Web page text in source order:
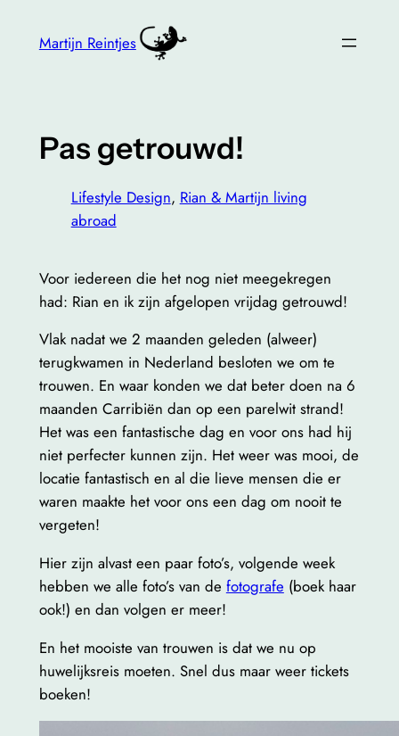
Martijn Reintjes
Pas getrouwd!
Lifestyle Design, Rian & Martijn living
abroad
Voor iedereen die het nog niet meegekregen
had: Rian en ik zijn afgelopen vrijdag getrouwd!
Vlak nadat we 2 maanden geleden (alweer)
terugkwamen in Nederland besloten we om te
trouwen. En waar konden we dat beter doen na 6
maanden Carribiën dan op een parelwit strand!
Het was een fantastische dag en voor ons had hij
niet perfecter kunnen zijn. Het weer was mooi, de
locatie fantastisch en al die lieve mensen die er
waren maakte het voor ons een dag om nooit te
vergeten!
Hier zijn alvast een paar foto’s, volgende week
hebben we alle foto’s van de fotografe (boek haar
ook!) en dan volgen er meer!
En het mooiste van trouwen is dat we nu op
huwelijksreis moeten. Snel dus maar weer tickets
boeken!